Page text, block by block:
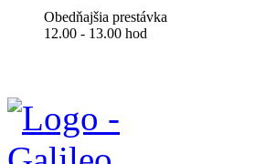
Obedňajšia prestávka
12.00 - 13.00 hod